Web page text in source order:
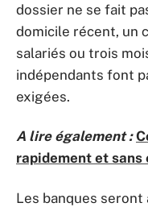
dossier ne se fait
domicile récent, un
salariés ou trois
indépendants font
exigées.
A lire également :
rapidement et sans
Les banques